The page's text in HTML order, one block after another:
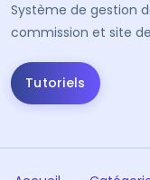
Système de gestion
commission et site
Tutoriels